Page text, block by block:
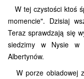
W tej czystości ktoś
momencie". Dzisiaj
Teraz sprawdzają się
siedzimy w Nysie w
Albertynów.
W porze obiadowej